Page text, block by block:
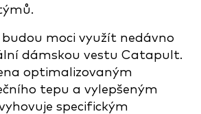
moci využít nedávno
dámskou vestu Catapult.
optimalizovaným
tepu a vylepšeným
specifickým